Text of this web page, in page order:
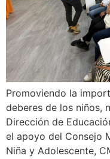
Promoviendo la
deberes de los niños,
Dirección de
el apoyo del Consejo
Niña y Adolescente,